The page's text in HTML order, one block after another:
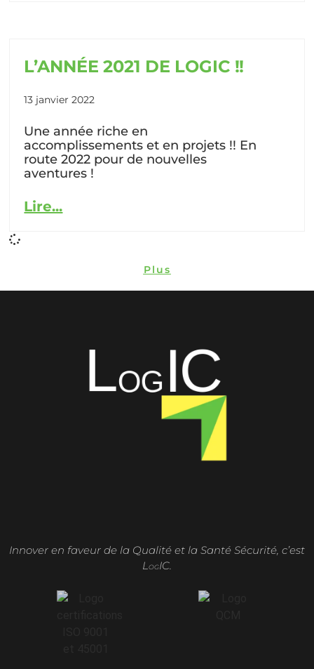
L’ANNÉE 2021 DE LOGIC !!
13 janvier 2022
Une année riche en
accomplissements et en projets !! En
route 2022 pour de nouvelles
aventures !
Lire...
Plus
Innover en faveur de la Qualité et la Santé Sécurité, c’est
L OGIC.